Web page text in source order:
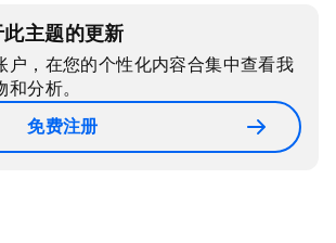
主题的更新
户，在您的个性化内容合集中查看我
分析。
免费注册